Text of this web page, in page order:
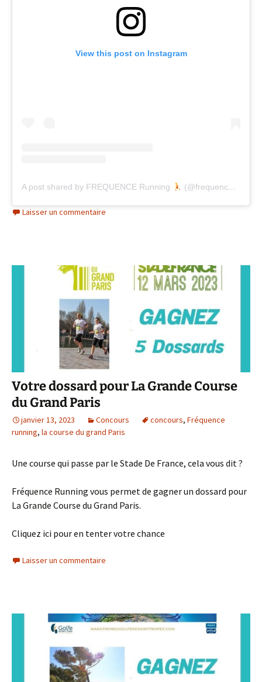
View this post on Instagram
A post shared by FREQUENCE Running (@frequencerunning)
Laisser un commentaire
Votre dossard pour La Grande Course
du Grand Paris
janvier 13, 2023 Concours concours, Fréquence
running, la course du grand Paris
Une course qui passe par le Stade De France, cela vous dit ?
Fréquence Running vous permet de gagner un dossard pour
La Grande Course du Grand Paris.
Cliquez ici pour en tenter votre chance
Laisser un commentaire